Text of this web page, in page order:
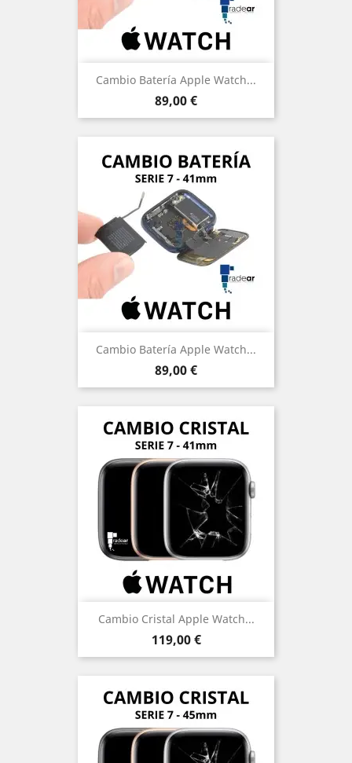
Cambio Batería Apple Watch...
Precio
89,00 €
Cambio Batería Apple Watch...
Precio
89,00 €
Cambio Cristal Apple Watch...
Precio
119,00 €